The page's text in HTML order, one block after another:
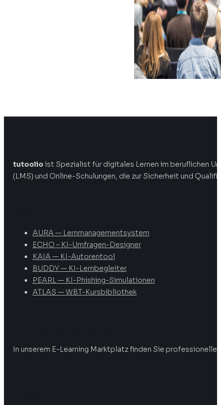
tutoolioist Spezialist für digitales Lernen im beruflichen
(LMS) und Online-Schulungen, die zur Sicherheit und
AURA — Lernmanagementsystem
ECHO – KI-Umfragen-Designer
KAIA — KI-Autorentool
BUDDY — KI-Lernbegleiter
PEARL — KI-Phishing-Simulationen
ATLAS — WBT-Kursbibliothek
In unserem E-Learning Marktplatz finden Sie professionelle